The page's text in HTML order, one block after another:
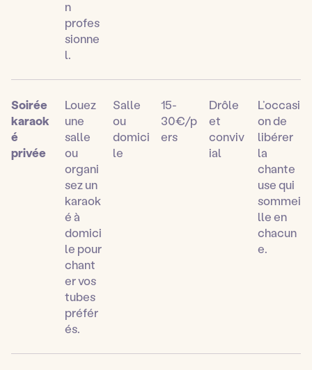
n
profes
sionne
l.
Soirée
karaok
é
privée
Louez
une
salle
ou
organi
sez un
karaok
é à
domici
le pour
chant
er vos
tubes
préfér
és.
Salle
ou
domici
le
15-
30€/p
ers
Drôle
et
conviv
ial
L’occasi
on de
libérer
la
chante
use qui
sommei
lle en
chacun
e.